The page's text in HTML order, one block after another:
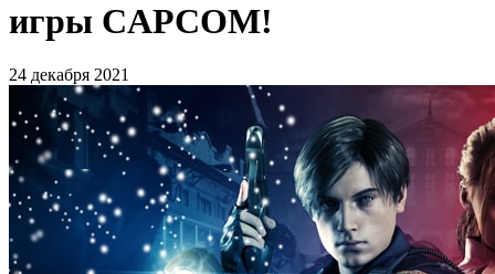
игры CAPCOM!
24 декабря 2021